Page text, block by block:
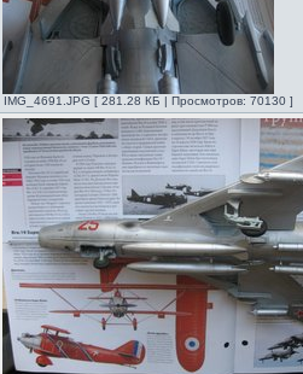
IMG_4691.JPG [ 281.28 КБ | Просмотров: 70130 ]